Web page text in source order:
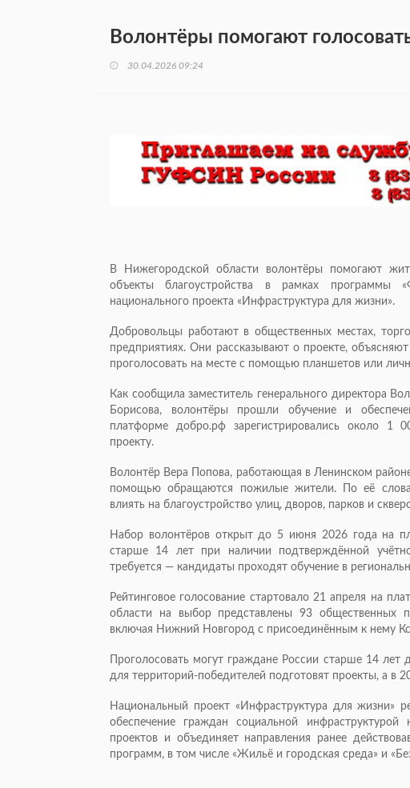
Волонтёры помогают
30.04.2026 09:24
В Нижегородской области волонтёры помогают
объекты благоустройства в рамках программы
национального проекта «Инфраструктура для жизни».
Добровольцы работают в общественных местах,
предприятиях. Они рассказывают о проекте,
проголосовать на месте с помощью планшетов или
Как сообщила заместитель генерального директора
Борисова, волонтёры прошли обучение и
платформе добро.рф зарегистрировались около 1
проекту.
Волонтёр Вера Попова, работающая в Ленинском
помощью обращаются пожилые жители. По её
влиять на благоустройство улиц, дворов, парков и
Набор волонтёров открыт до 5 июня 2026 года на
старше 14 лет при наличии подтверждённой
требуется — кандидаты проходят обучение в
Рейтинговое голосование стартовало 21 апреля на
области на выбор представлены 93 общественных
включая Нижний Новгород с присоединённым к нему
Проголосовать могут граждане России старше 14
для территорий-победителей подготовят проекты, а в
Национальный проект «Инфраструктура для жизни»
обеспечение граждан социальной
проектов и объединяет направления ранее
программ, в том числе «Жильё и городская среда» и